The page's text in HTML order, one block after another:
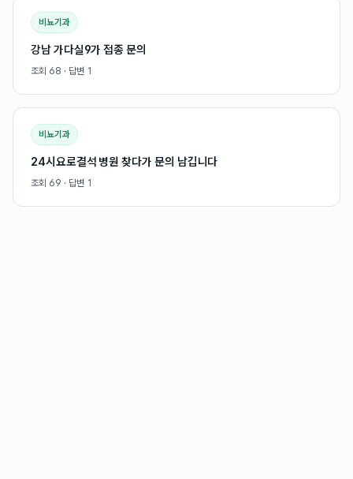
비뇨기과
강남 가다실9가 접종 문의
조회 68 · 답변 1
비뇨기과
24시요로결석 병원 찾다가 문의 남깁니다
조회 69 · 답변 1